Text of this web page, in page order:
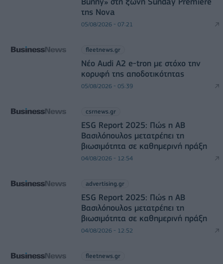
της Nova
05/08/2026 - 07:21
fleetnews.gr
Νέο Audi A2 e-tron με στόχο την
κορυφή της αποδοτικότητας
05/08/2026 - 05:39
csrnews.gr
ESG Report 2025: Πώς η ΑΒ
Βασιλόπουλος μετατρέπει τη
βιωσιμότητα σε καθημερινή πράξη
04/08/2026 - 12:54
advertising.gr
ESG Report 2025: Πώς η ΑΒ
Βασιλόπουλος μετατρέπει τη
βιωσιμότητα σε καθημερινή πράξη
04/08/2026 - 12:52
fleetnews.gr